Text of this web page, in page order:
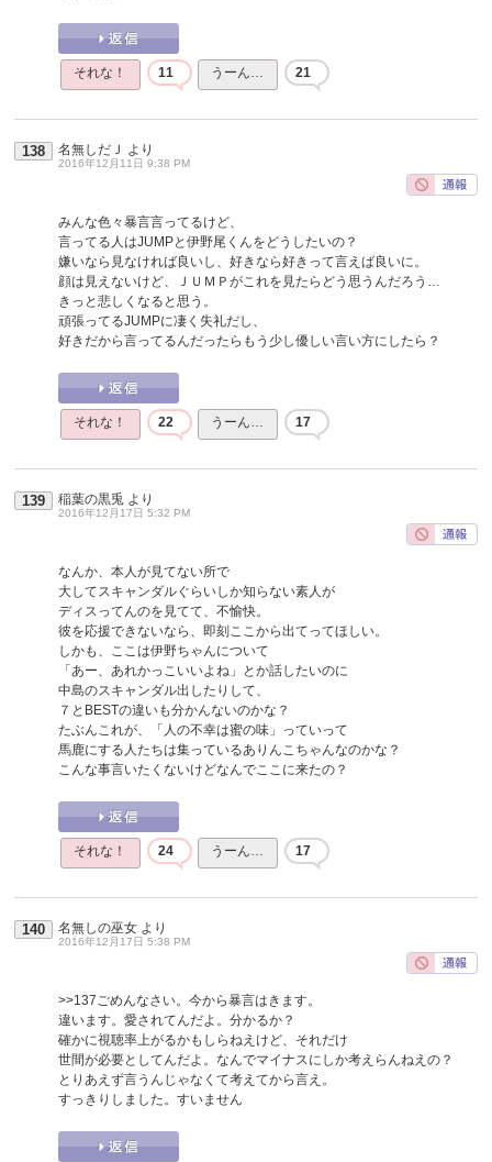
それな！ 11 うーん… 21
138 名無しだＪ より
2016年12月11日 9:38 PM
みんな色々暴言言ってるけど、
言ってる人はJUMPと伊野尾くんをどうしたいの？
嫌いなら見なければ良いし、好きなら好きって言えば良いに。
顔は見えないけど、ＪＵＭＰがこれを見たらどう思うんだろう…
きっと悲しくなると思う。
頑張ってるJUMPに凄く失礼だし、
好きだから言ってるんだったらもう少し優しい言い方にしたら？
それな！ 22 うーん… 17
139 稲葉の黒兎 より
2016年12月17日 5:32 PM
なんか、本人が見てない所で
大してスキャンダルぐらいしか知らない素人が
ディスってんのを見てて、不愉快。
彼を応援できないなら、即刻ここから出てってほしい。
しかも、ここは伊野ちゃんについて
「あー、あれかっこいいよね」とか話したいのに
中島のスキャンダル出したりして、
７とBESTの違いも分かんないのかな？
たぶんこれが、「人の不幸は蜜の味」っていって
馬鹿にする人たちは集っているありんこちゃんなのかな？
こんな事言いたくないけどなんでここに来たの？
それな！ 24 うーん… 17
140 名無しの巫女 より
2016年12月17日 5:38 PM
>>137ごめんなさい。今から暴言はきます。
違います。愛されてんだよ。分かるか？
確かに視聴率上がるかもしらねえけど、それだけ
世間が必要としてんだよ。なんでマイナスにしか考えらんねえの？
とりあえず言うんじゃなくて考えてから言え。
すっきりしました。すいません